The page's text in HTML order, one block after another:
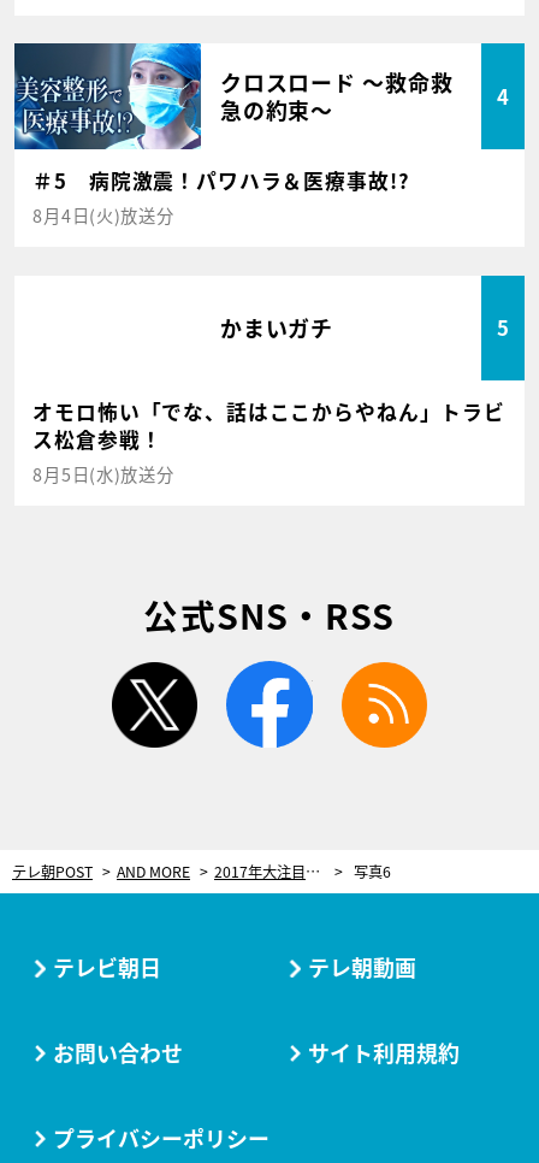
クロスロード ～救命救
急の約束～
4
＃5 病院激震！パワハラ＆医療事故!?
8月4日(火)放送分
かまいガチ 5
オモロ怖い「でな、話はここからやねん」トラビ
ス松倉参戦！
8月5日(水)放送分
公式SNS・RSS
twitter facebook
テレ朝POST AND MORE 2017年大注目！心揺さぶる絶景で見るWRC（世界ラリー選手権）の魅力35選【Part.2】 写真6
テレビ朝日 テレ朝動画
お問い合わせ サイト利用規約
プライバシーポリシー